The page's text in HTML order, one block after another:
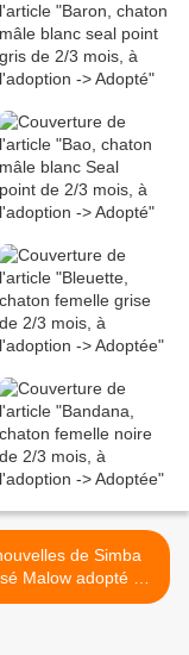
de Simba
Malow adopté en
octobre 2018 ! >